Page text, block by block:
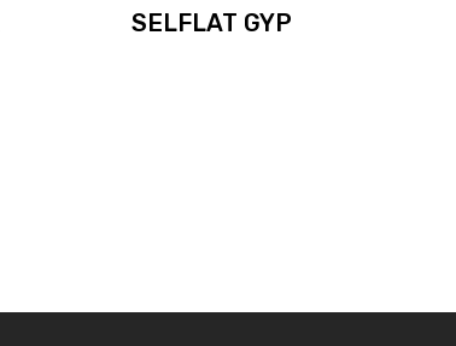
SELFLAT GYP